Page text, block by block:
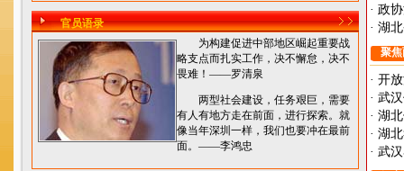
官员语录
为构建促进中部地区崛起重要战
略支点而扎实工作，决不懈怠，决不
畏难！——罗清泉
两型社会建设，任务艰巨，需要
有人有地方走在前面，进行探索。就
像当年深圳一样，我们也要冲在最前
面。——李鸿忠
· 政
· 湖
聚
· 开
· 武
· 湖
· 湖
· 武